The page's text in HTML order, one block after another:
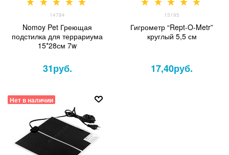
14784
Nomoy Pet Греющая
подстилка для террариума
15*28см 7w
31руб.
15195
Гигрометр “Rept-O-Metr”
круглый 5,5 см
17,40руб.
Нет в наличии